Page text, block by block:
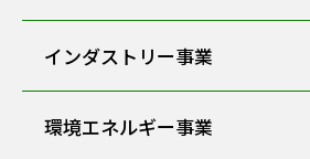
リーガロイヤルホテルズ 新ブランドホ
ートが彩る滞在体験を提供
インダストリー事業
環境エネルギー事業